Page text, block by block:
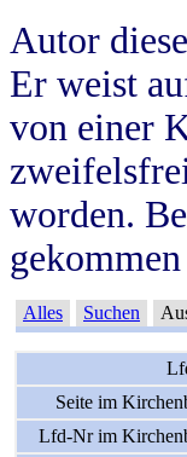
Autor
Er weist
von einer
worden.
Alles Suchen
Seite im
Lfd-Nr im